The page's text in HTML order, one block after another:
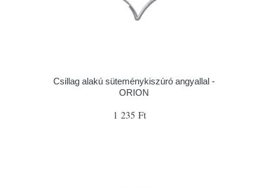
Csillag alakú süteménykiszúró angyallal -
ORION
1 235 Ft